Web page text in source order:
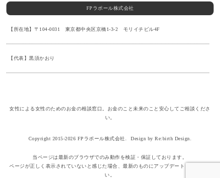
FPラポール株式会社
【所在地】〒104-0031 東京都中央区京橋1-3-2 モリイチビル4F
【代表】黒須かおり
女性による女性のためのお金の相談窓口。お金のこと未来のこと安心してご相談くださ
い。
Copyright 2015-2026 FPラポール株式会社. Design by Re:birth Design.
当ページは最新のブラウザでのみ動作を検証・保証しております。
ページが正しく表示されていないと感じた場合、最新のものにアップデートしてくださ
い。